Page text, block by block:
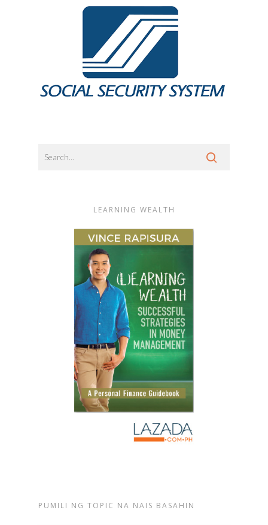
LEARNING WEALTH
PUMILI NG TOPIC NA NAIS BASAHIN